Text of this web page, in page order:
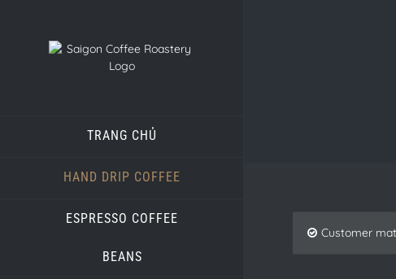
TRANG CHỦ
HAND DRIP COFFEE
ESPRESSO COFFEE
BEANS
Customer